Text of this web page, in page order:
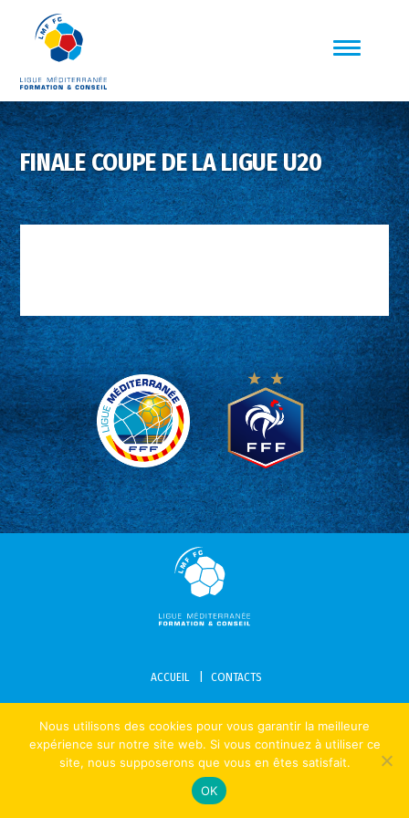
FINALE COUPE DE LA LIGUE U20
ACCUEIL CONTACTS
Nous utilisons des cookies pour vous garantir la meilleure
expérience sur notre site web. Si vous continuez à utiliser ce
site, nous supposerons que vous en êtes satisfait.
OK